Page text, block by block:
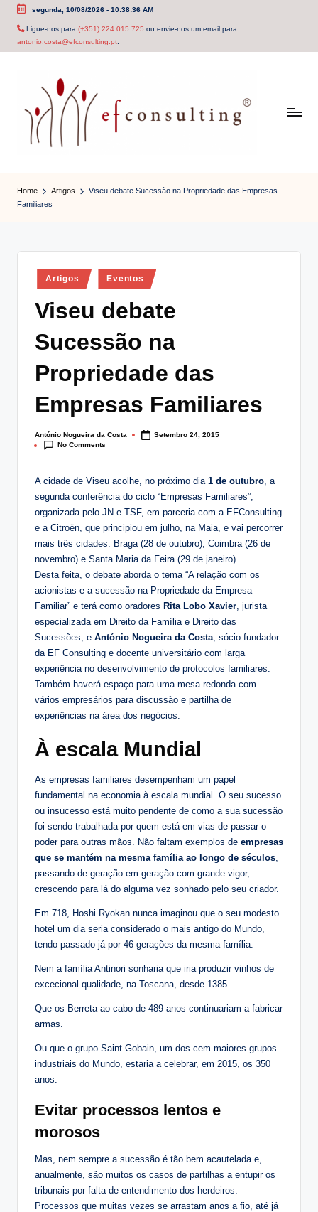
Skip
segunda, 10/08/2026- 10:38:37 AM
Ligue-nos para (+351) 224 015 725 ou envie-nos um email para
antonio.costa@efconsulting.pt.
f
Home Artigos
Viseu debate Sucessão na Propriedade das Empresas
Familiares
Posted
in
Artigos Eventos
Viseu debate
Sucessão na
Propriedade das
Empresas Familiares
Posted
by
António Nogueira da Costa
Setembro 24, 2015
No Comments
A cidade de Viseu acolhe, no próximo dia 1 de outubro , a
segunda conferência do ciclo “Empresas Familiares”,
organizada pelo JN e TSF, em parceria com a EFConsulting
e a Citroën, que principiou em julho, na Maia, e vai percorrer
mais três cidades: Braga (28 de outubro), Coimbra (26 de
novembro) e Santa Maria da Feira (29 de janeiro).
Desta feita, o debate aborda o tema “A relação com os
acionistas e a sucessão na Propriedade da Empresa
Familiar” e terá como oradores Rita Lobo Xavier , jurista
especializada em Direito da Família e Direito das
Sucessões, e António Nogueira da Costa , sócio fundador
da EF Consulting e docente universitário com larga
experiência no desenvolvimento de protocolos familiares.
Também haverá espaço para uma mesa redonda com
vários empresários para discussão e partilha de
experiências na área dos negócios.
À escala Mundial
As empresas familiares desempenham um papel
fundamental na economia à escala mundial. O seu sucesso
ou insucesso está muito pendente de como a sua sucessão
foi sendo trabalhada por quem está em vias de passar o
poder para outras mãos. Não faltam exemplos de empresas
que se mantém na mesma família ao longo de séculos
passando de geração em geração com grande vigor,
crescendo para lá do alguma vez sonhado pelo seu criador.
Em 718, Hoshi Ryokan nunca imaginou que o seu modesto
hotel um dia seria considerado o mais antigo do Mundo,
tendo passado já por 46 gerações da mesma família.
Nem a família Antinori sonharia que iria produzir vinhos de
excecional qualidade, na Toscana, desde 1385.
Que os Berreta ao cabo de 489 anos continuariam a fabricar
armas.
Ou que o grupo Saint Gobain, um dos cem maiores grupos
industriais do Mundo, estaria a celebrar, em 2015, os 350
anos.
Evitar processos lentos e
morosos
Mas, nem sempre a sucessão é tão bem acautelada e,
anualmente, são muitos os casos de partilhas a entupir os
tribunais por falta de entendimento dos herdeiros.
Processos que muitas vezes se arrastam anos a fio, até já